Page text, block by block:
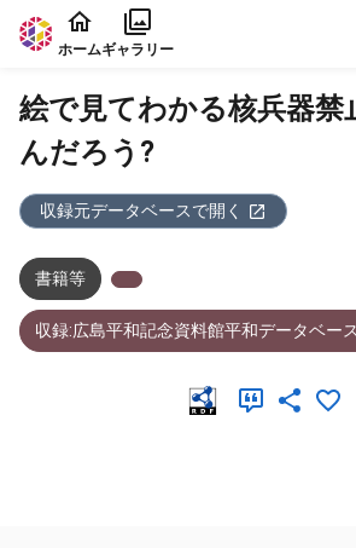
本文に飛ぶ
ホームギャラリー
絵で見てわかる核兵器禁
んだろう?
収録元データベースで開く
書籍等
収録:広島平和記念資料館平和データベース